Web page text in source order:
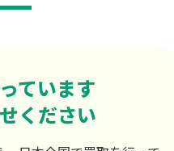
ています
ください